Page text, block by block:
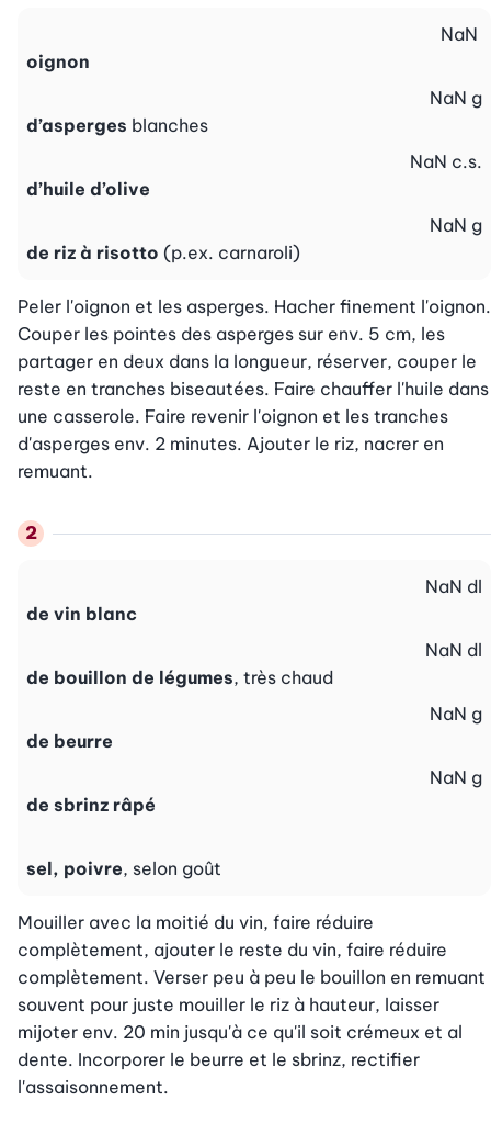
oignon
NaN
d’asperges blanches
NaN g
d’huile d’olive
NaN c.s.
de riz à risotto (p.ex. carnaroli)
NaN g
Peler l'oignon et les asperges. Hacher finement l'oignon.
Couper les pointes des asperges sur env. 5 cm, les
partager en deux dans la longueur, réserver, couper le
reste en tranches biseautées. Faire chauffer l'huile dans
une casserole. Faire revenir l'oignon et les tranches
d'asperges env. 2 minutes. Ajouter le riz, nacrer en
remuant.
de vin blanc
NaN dl
de bouillon de légumes, très chaud
NaN dl
de beurre
NaN g
de sbrinz râpé
NaN g
sel, poivre, selon goût
Mouiller avec la moitié du vin, faire réduire
complètement, ajouter le reste du vin, faire réduire
complètement. Verser peu à peu le bouillon en remuant
souvent pour juste mouiller le riz à hauteur, laisser
mijoter env. 20 min jusqu'à ce qu'il soit crémeux et al
dente. Incorporer le beurre et le sbrinz, rectifier
l'assaisonnement.